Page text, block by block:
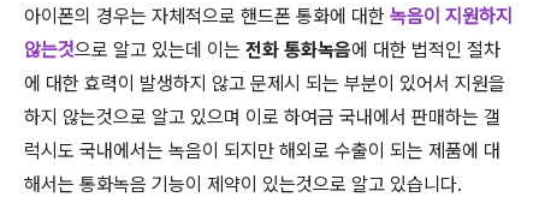
아이폰의 경우는 자체적으로 핸드폰 통화에 대한 녹음이 지원하지
않는것으로 알고 있는데 이는 전화 통화녹음에 대한 법적인 절차
에 대한 효력이 발생하지 않고 문제시 되는 부분이 있어서 지원을
하지 않는것으로 알고 있으며 이로 하여금 국내에서 판매하는 갤
럭시도 국내에서는 녹음이 되지만 해외로 수출이 되는 제품에 대
해서는 통화녹음 기능이 제약이 있는것으로 알고 있습니다.